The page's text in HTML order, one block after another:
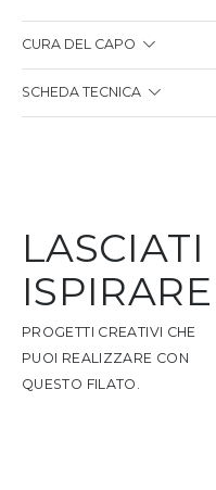
CURA DEL CAPO
SCHEDA TECNICA
LASCIATI
ISPIRARE
PROGETTI CREATIVI CHE
PUOI REALIZZARE CON
QUESTO FILATO.